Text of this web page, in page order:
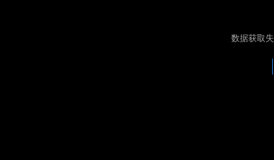
数据获取